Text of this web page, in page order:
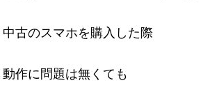
中古のスマホを購入した際
動作に問題は無くても